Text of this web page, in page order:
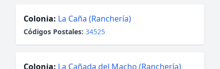
Colonia: La Caña (Ranchería)
Códigos Postales: 34525
Colonia: La Cañada del Macho (Ranchería)